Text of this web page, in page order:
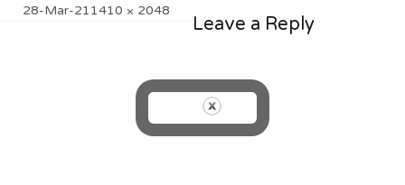
Posted
28-Mar-21Full
1410 × 2048
Leave a Reply